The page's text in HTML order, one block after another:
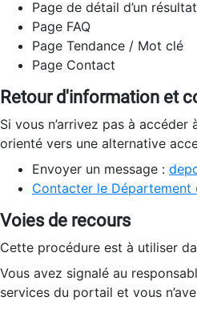
Page de détail d’un résultat
Page FAQ
Page Tendance / Mot clé
Page Contact
Retour d'information et
Si vous n’arrivez pas à
orienté vers une alternative
Envoyer un message :
Contacter le
Voies de recours
Cette procédure est à utiliser
Vous avez signalé au
services du portail et vous